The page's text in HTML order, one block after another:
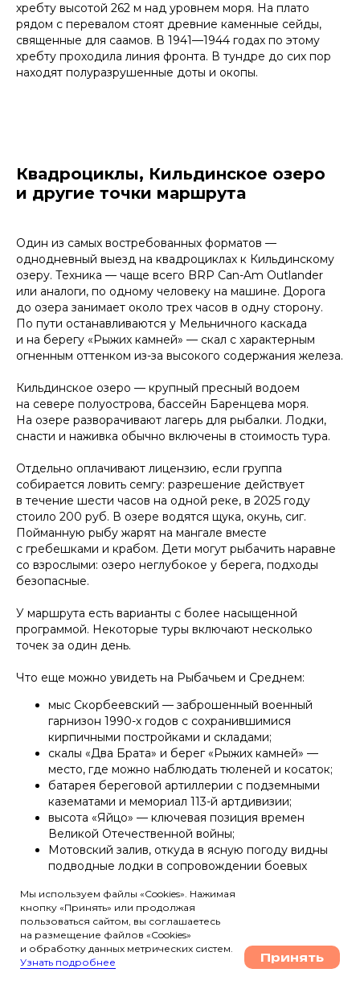
хребту высотой 262 м над уровнем моря. На плато
рядом с перевалом стоят древние каменные сейды,
священные для саамов. В 1941—1944 годах по этому
хребту проходила линия фронта. В тундре до сих пор
находят полуразрушенные доты и окопы.
Квадроциклы, Кильдинское озеро
и другие точки маршрута
Один из самых востребованных форматов —
однодневный выезд на квадроциклах к Кильдинскому
озеру. Техника — чаще всего BRP Can-Am Outlander
или аналоги, по одному человеку на машине. Дорога
до озера занимает около трех часов в одну сторону.
По пути останавливаются у Мельничного каскада
и на берегу «Рыжих камней» — скал с характерным
огненным оттенком из-за высокого содержания железа.
Кильдинское озеро — крупный пресный водоем
на севере полуострова, бассейн Баренцева моря.
На озере разворачивают лагерь для рыбалки. Лодки,
снасти и наживка обычно включены в стоимость тура.
Отдельно оплачивают лицензию, если группа
собирается ловить семгу: разрешение действует
в течение шести часов на одной реке, в 2025 году
стоило 200 руб. В озере водятся щука, окунь, сиг.
Пойманную рыбу жарят на мангале вместе
с гребешками и крабом. Дети могут рыбачить наравне
со взрослыми: озеро неглубокое у берега, подходы
безопасные.
У маршрута есть варианты с более насыщенной
программой. Некоторые туры включают несколько
точек за один день.
Что еще можно увидеть на Рыбачьем и Среднем:
мыс Скорбеевский — заброшенный военный
гарнизон 1990-х годов с сохранившимися
кирпичными постройками и складами;
скалы «Два Брата» и берег «Рыжих камней» —
место, где можно наблюдать тюленей и косаток;
батарея береговой артиллерии с подземными
казематами и мемориал 113-й артдивизии;
высота «Яйцо» — ключевая позиция времен
Великой Отечественной войны;
Мотовский залив, откуда в ясную погоду видны
подводные лодки в сопровождении боевых
Трехдневные туры на квадроциклах стоят от 155
000 руб. с человека и включают ночевки на турбазе,
питание и сопровождение гида. Однодневные
радиальные выезды обходятся дешевле — от 15 000
Мы используем файлы «Cookies». Нажимая
кнопку «Принять» или продолжая
пользоваться сайтом, вы соглашаетесь
на размещение файлов «Cookies»
и обработку данных метрических систем.
Узнать подробнее
Принять